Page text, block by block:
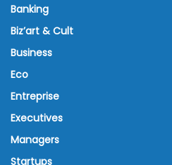
Banking
Biz’art & Cult
Business
Eco
Entreprise
Executives
Managers
Startups